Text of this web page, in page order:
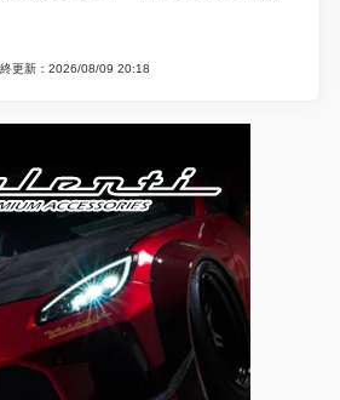
更新：2026/08/09 20:18